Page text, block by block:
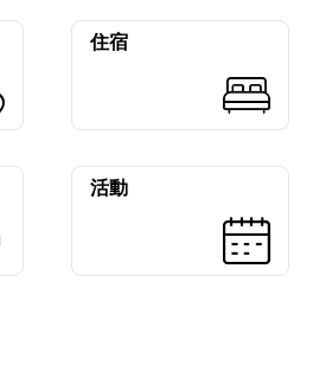
住宿
活動